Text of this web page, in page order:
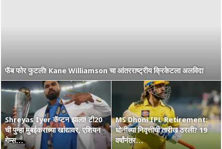
फॅब फोर फुटली! Kane Williamson चा आंतरराष्ट्रीय क्रिकेटला अलविदा
Shreyas Iyer कॅप्टन झाला! टी20
ची पुन्हा मुंबईकराच्या खांद्यावर, एशियन
गेम्स…
MS Dhoni IPL Retirement:
धोनीच्या निवृत्तीची तारीख ठरली? 19
वर्षांनंतर…
मेहनत आणि CSK चा विश्वास…
कोण हा Raghu Sharma? वय 33,
कृष्णभक्त, शेन वॉर्न आणि बरंच काही
वंडर बॉय Vaibhav Suryavanshi
चा आणखी एक शतकी धमाका! 36 चेंडूत
…